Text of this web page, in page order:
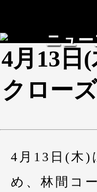
ニュ
4月13日
クロー
4月13日(木)
め、林間コ